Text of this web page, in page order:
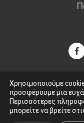
Copyright © 2015 –
Χρησιμοποιούμε
προσφέρουμε μια
Περισσότερες
μπορείτε να βρείτε